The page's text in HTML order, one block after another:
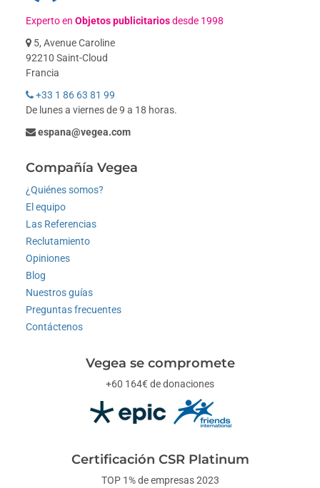
Experto enObjetos publicitariosdesde 1998
5, Avenue Caroline
92210 Saint-Cloud
Francia
+33 1 86 63 81 99
De lunes a viernes de 9 a 18 horas.
espana@vegea.com
Compañía Vegea
¿Quiénes somos?
El equipo
Las Referencias
Reclutamiento
Opiniones
Blog
Nuestros guías
Preguntas frecuentes
Contáctenos
Vegea se compromete
+60 164€ de donaciones
Certificación CSR Platinum
TOP 1% de empresas 2023